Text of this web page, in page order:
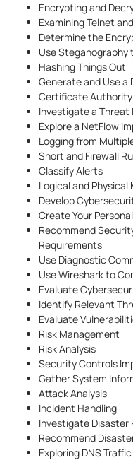
Encrypting and
Examining Telnet
Determine the
Use Steganography
Hashing Things Out
Generate and Use a
Certificate
Investigate a Threat
Explore a NetFlow
Logging from
Snort and Firewall
Classify Alerts
Logical and Physical
Develop
Create Your
Recommend
Requirements
Use Diagnostic
Use Wireshark to
Evaluate
Identify Relevant
Evaluate
Risk Management
Risk Analysis
Security Controls
Gather System
Attack Analysis
Incident Handling
Investigate Disaster
Recommend
Exploring DNS Traffic